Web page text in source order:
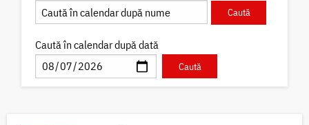
Caută în calendar după dată